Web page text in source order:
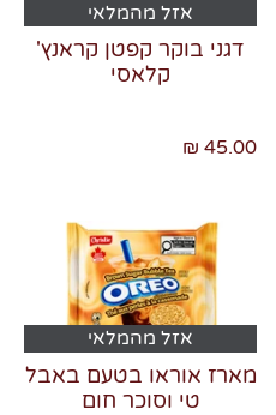
אזל מהמלאי
דגני בוקר קפטן קראנץ'
קלאסי
45.00 ₪
אזל מהמלאי
מארז אוראו בטעם באבל
טי וסוכר חום